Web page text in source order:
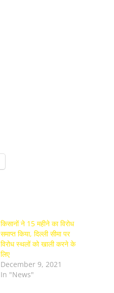
किसानों ने 15 महीने का विरोध
समाप्त किया, दिल्ली सीमा पर
विरोध स्थलों को खाली करने के
लिए
December 9, 2021
In "News"